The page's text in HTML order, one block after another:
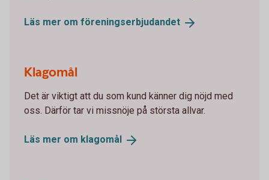
Läs mer om föreningserbjudandet
Klagomål
Det är viktigt att du som kund känner dig nöjd med
oss. Därför tar vi missnöje på största allvar.
Läs mer om klagomål